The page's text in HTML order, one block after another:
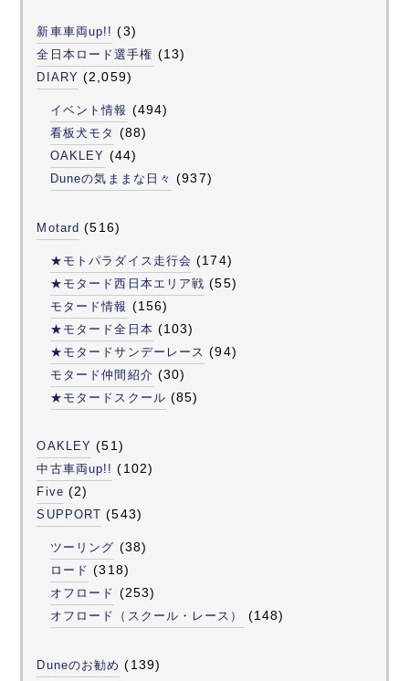
新車車両up!! (3)
全日本ロード選手権 (13)
DIARY (2,059)
イベント情報 (494)
看板犬モタ (88)
OAKLEY (44)
Duneの気ままな日々 (937)
Motard (516)
★モトパラダイス走行会 (174)
★モタード西日本エリア戦 (55)
モタード情報 (156)
★モタード全日本 (103)
★モタードサンデーレース (94)
モタード仲間紹介 (30)
★モタードスクール (85)
OAKLEY (51)
中古車両up!! (102)
Five (2)
SUPPORT (543)
ツーリング (38)
ロード (318)
オフロード (253)
オフロード（スクール・レース） (148)
Duneのお勧め (139)